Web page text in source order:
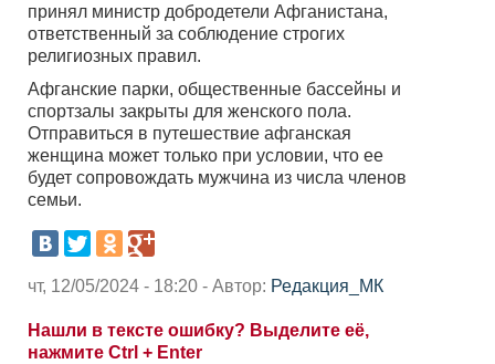
принял министр добродетели Афганистана,
ответственный за соблюдение строгих
религиозных правил.
Афганские парки, общественные бассейны и
спортзалы закрыты для женского пола.
Отправиться в путешествие афганская
женщина может только при условии, что ее
будет сопровождать мужчина из числа членов
семьи.
чт, 12/05/2024 - 18:20 - Автор: Редакция_МК
Нашли в тексте ошибку? Выделите её,
нажмите Ctrl + Enter